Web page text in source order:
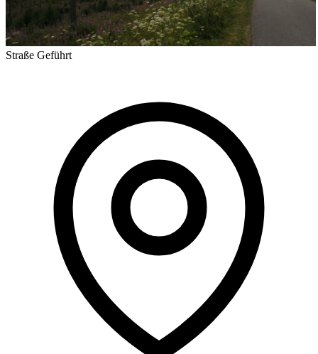
Straße Geführt